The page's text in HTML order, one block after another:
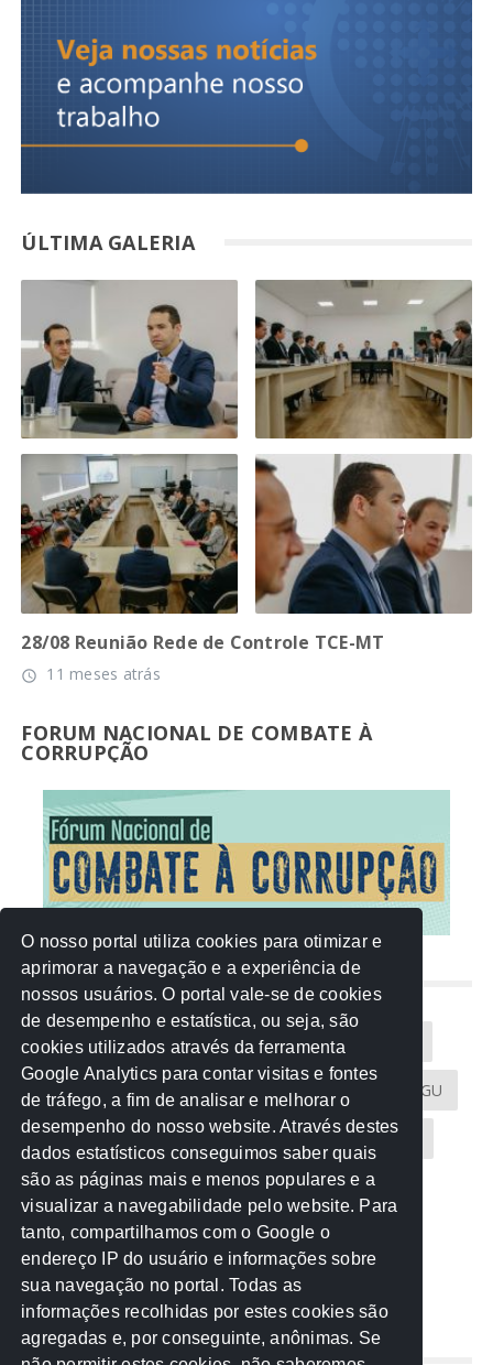
ÚLTIMA GALERIA
28/08 Reunião Rede de Controle TCE-MT
access_time 11 meses atrás
FORUM NACIONAL DE COMBATE À
CORRUPÇÃO
NUVEM DE TAGS
Acontece na Rede AGU AMM
Atricon Audicom CAU-MT CGU
CREA-MT Eventos MPC-MT MPE-MT
MPF Notícias PF PGE-MT PGR
Receita Federal Sem categoria
TCE-MT TCU TRE
O nosso portal utiliza cookies para otimizar e
aprimorar a navegação e a experiência de
nossos usuários. O portal vale-se de cookies
de desempenho e estatística, ou seja, são
cookies utilizados através da ferramenta
Google Analytics para contar visitas e fontes
de tráfego, a fim de analisar e melhorar o
desempenho do nosso website. Através destes
dados estatísticos conseguimos saber quais
são as páginas mais e menos populares e a
visualizar a navegabilidade pelo website. Para
tanto, compartilhamos com o Google o
endereço IP do usuário e informações sobre
sua navegação no portal. Todas as
informações recolhidas por estes cookies são
agregadas e, por conseguinte, anônimas. Se